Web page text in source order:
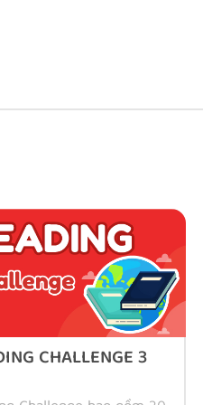
thường gặp nhất khi đi du lịch
gì thú vị?
pháp học tập VAK với
tạo những ấn tượng mạnh về
quả hơn.(Bạn có thể tìm hiểu
và phương pháp ôn tập của
đẻ của kỹ thuật Mindmap, hệ
tra trước khi vào bài mới,
lịch ), VOCA sẽ giúp bạn ghi
quên sau.​​
CHALLENGE 3